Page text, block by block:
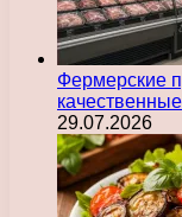
Фермерские
качественные
29.07.2026